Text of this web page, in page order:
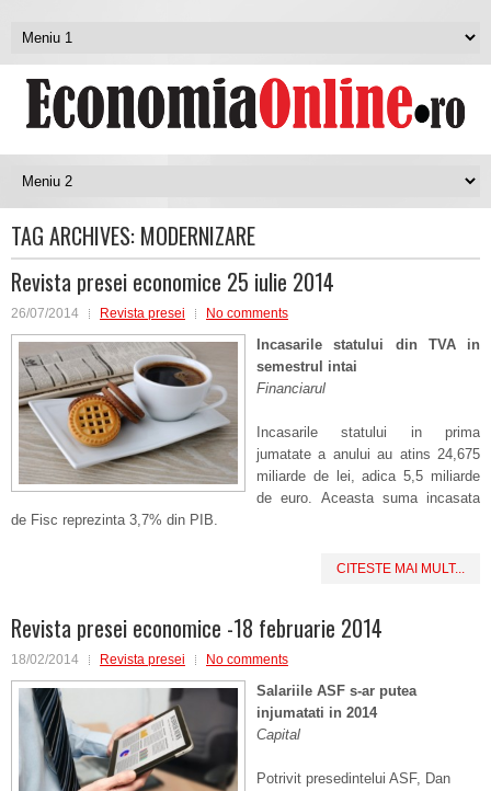
TAG ARCHIVES: MODERNIZARE
Revista presei economice 25 iulie 2014
26/07/2014 Revista presei No comments
Incasarile statului din TVA in
semestrul intai
Financiarul
Incasarile statului in prima
jumatate a anului au atins 24,675
miliarde de lei, adica 5,5 miliarde
de euro. Aceasta suma incasata
de Fisc reprezinta 3,7% din PIB.
CITESTE MAI MULT...
Revista presei economice -18 februarie 2014
18/02/2014 Revista presei No comments
Salariile ASF s-ar putea
injumatati in 2014
Capital
Potrivit presedintelui ASF, Dan